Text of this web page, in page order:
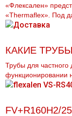
«Флексален»
«Thermaflex». Под
КАКИЕ
Трубы для
функционировании
FV+R160H2/